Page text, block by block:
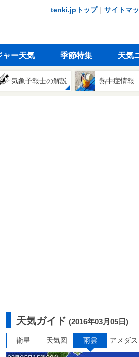
tenki.jpトップ｜ サイトマ
ャー天気 季節特集 天気
気象予報士の解説 熱中症情報
天気ガイド (2016年03月05日)
衛星 天気図 雨雲 アメダス